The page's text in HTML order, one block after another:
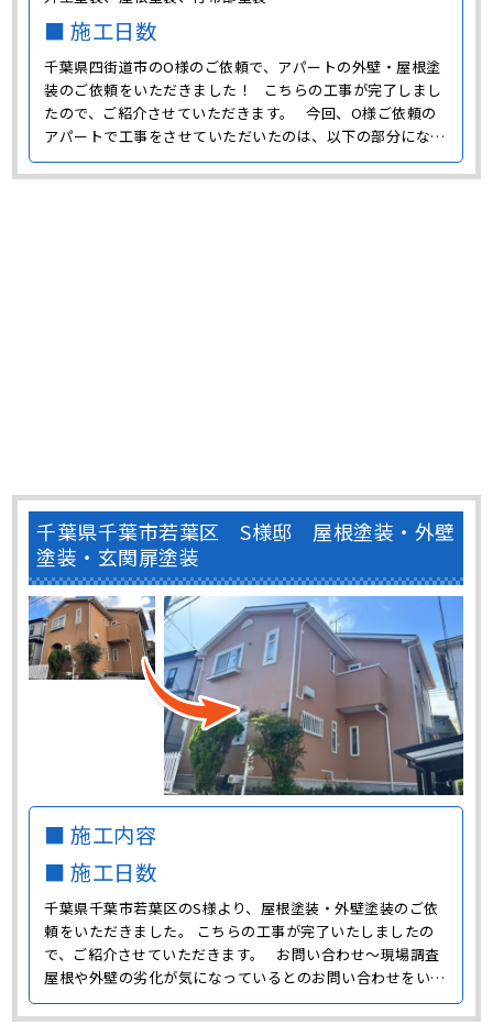
■ 施工日数
千葉県四街道市のO様のご依頼で、アパートの外壁・屋根塗
装のご依頼をいただきました！ こちらの工事が完了しまし
たので、ご紹介させていただきます。 今回、O様ご依頼の
アパートで工事をさせていただいたのは、以下の部分になり
ます。 外壁塗装 施工前のアパートの外壁は、煉瓦色を基調
とした色でした。 とてもオシャレな外観でしたが･･･
千葉県千葉市若葉区 S様邸 屋根塗装・外壁
塗装・玄関扉塗装
■ 施工内容
■ 施工日数
千葉県千葉市若葉区のS様より、屋根塗装・外壁塗装のご依
頼をいただきました。 こちらの工事が完了いたしましたの
で、ご紹介させていただきます。 お問い合わせ～現場調査
屋根や外壁の劣化が気になっているとのお問い合わせをいた
だき、まずは現場調査に伺いました。 同じ築年数でも環境に
よって劣化状態が異なるため、実際に見てひび割れや剥がれ